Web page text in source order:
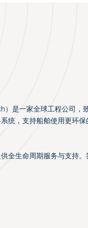
是一家全球工程公司，
统，支持船舶使用更环
全生命周期服务与支持